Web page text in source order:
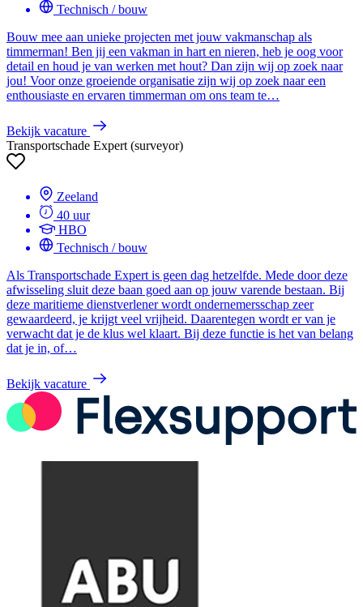
Technisch / bouw
Bouw mee aan unieke projecten met jouw vakmanschap als
timmerman! Ben jij een vakman in hart en nieren, heb je oog voor
detail en houd je van werken met hout? Dan zijn wij op zoek naar
jou! Voor onze groeiende organisatie zijn wij op zoek naar een
enthousiaste en ervaren timmerman om ons team te…
Bekijk vacature
Transportschade Expert (surveyor)
Zeeland
40 uur
HBO
Technisch / bouw
Als Transportschade Expert is geen dag hetzelfde. Mede door deze
afwisseling sluit deze baan goed aan op jouw varende bestaan. Bij
deze maritieme dienstverlener wordt ondernemersschap zeer
gewaardeerd, je krijgt veel vrijheid. Daarentegen wordt er van je
verwacht dat je de klus wel klaart. Bij deze functie is het van belang
dat je in, of…
Bekijk vacature